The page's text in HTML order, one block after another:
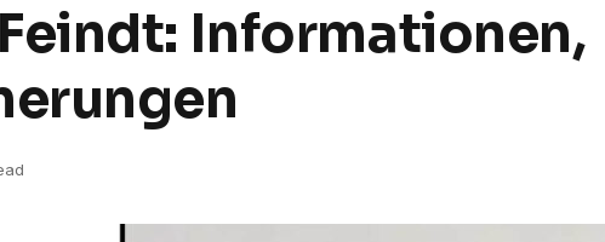
Informationen,